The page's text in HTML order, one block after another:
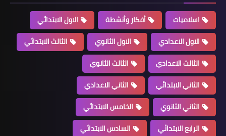
اسلاميات أفكار وأنشطة
الاول الابتدائي
الاول الاعدادي
الاول الثانوي
الثالث الابتدائي
الثالث الاعدادي
الثالث الثانوي
الثاني الابتدائي
الثاني الاعدادي
الثاني الثانوي
الخامس الابتدائي
الرابع الابتدائي
السادس الابتدائي